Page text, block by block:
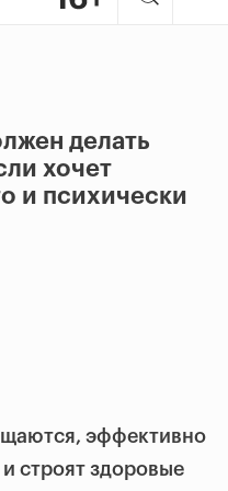
делать
хочет
и психически
эффективно
строят здоровые